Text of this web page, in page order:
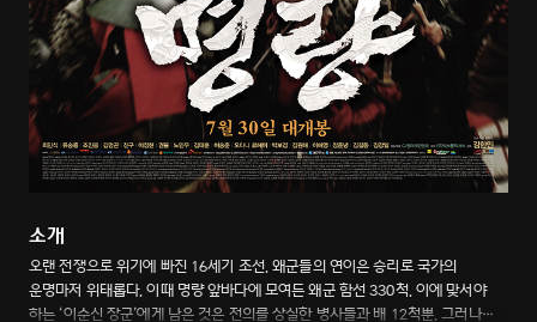
소개
오랜 전쟁으로 위기에 빠진 16세기 조선. 왜군들의 연이은 승리로 국가의
운명마저 위태롭다. 이때 명량 앞바다에 모여든 왜군 함선 330척. 이에 맞서야
하는 ‘이순신 장군’에게 남은 것은 전의를 상실한 병사들과 배 12척뿐. 그러나